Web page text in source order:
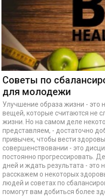
Советы по
для молодежи
Улучшение образа жизни - это
вещей, которые считаются не
жизни. Но на самом деле
представляем, - достаточно
привычек, чтобы вести
совершенствовании - это
постоянно прогрессировать.
дней и ждать результата - это
расскажем о некоторых
людей и советах по
помогут вам добиться более